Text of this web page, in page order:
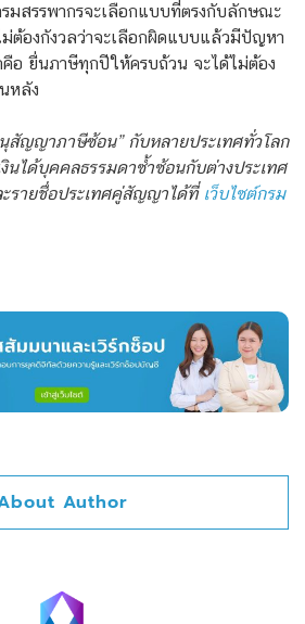
มสรรพากรจะเลือกแบบที่ตรงกับลักษณะ
ม่ต้องกังวลว่าจะเลือกผิดแบบแล้วมีปัญหา
อ ยื่นภาษีทุกปีให้ครบถ้วน จะได้ไม่ต้อง
หลัง
สัญญาภาษีซ้อน” กับหลายประเทศทั่วโลก
นได้บุคคลธรรมดาซ้ำซ้อนกับต่างประเทศ
รายชื่อประเทศคู่สัญญาได้ที่ เว็บไซต์กรม
Author